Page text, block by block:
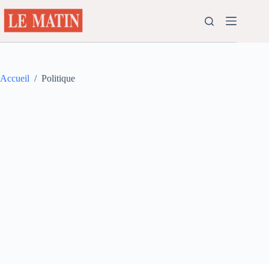
au
contenu
Accueil / Politique